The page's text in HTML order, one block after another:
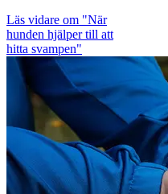
Läs vidare om "När
hunden hjälper till att
hitta svampen"